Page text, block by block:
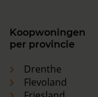
Koopwoningen
per provincie
Drenthe
Flevoland